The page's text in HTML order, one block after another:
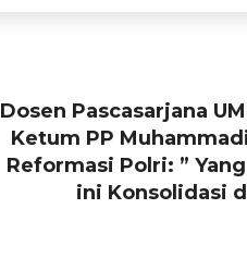
Dosen Pascasarjana
Ketum PP
Reformasi Polri: ”
ini Konsolidasi